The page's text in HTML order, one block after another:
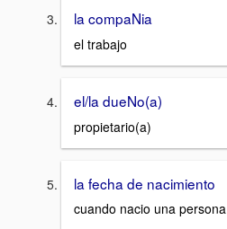
la compaNia
el trabajo
el/la dueNo(a)
propietario(a)
la fecha de nacimiento
cuando nacio una persona